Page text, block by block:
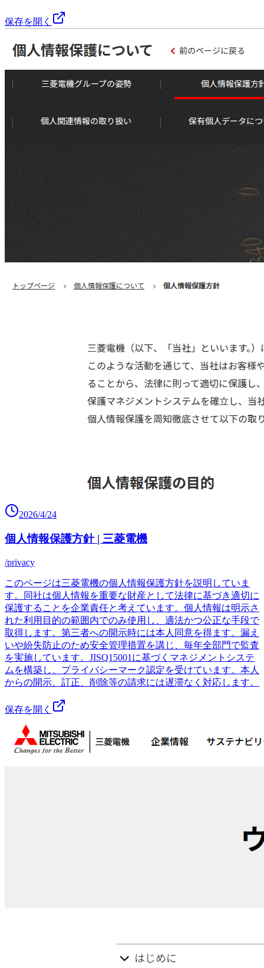
保存を開く
2026/4/24
個人情報保護方針 | 三菱電機
/privacy
このページは三菱電機の個人情報保護方針を説明していま
す。同社は個人情報を重要な財産として法律に基づき適切に
保護することを企業責任と考えています。個人情報は明示さ
れた利用目的の範囲内でのみ使用し、適法かつ公正な手段で
取得します。第三者への開示時には本人同意を得ます。漏え
いや紛失防止のため安全管理措置を講じ、毎年全部門で監査
を実施しています。JISQ15001に基づくマネジメントシステ
ムを構築し、プライバシーマーク認定を受けています。本人
からの開示、訂正、削除等の請求には遅滞なく対応します。
保存を開く